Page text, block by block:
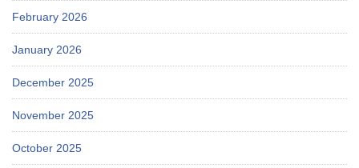
February 2026
January 2026
December 2025
November 2025
October 2025